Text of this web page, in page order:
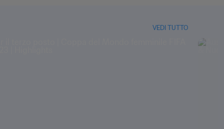
VEDI TUTTO